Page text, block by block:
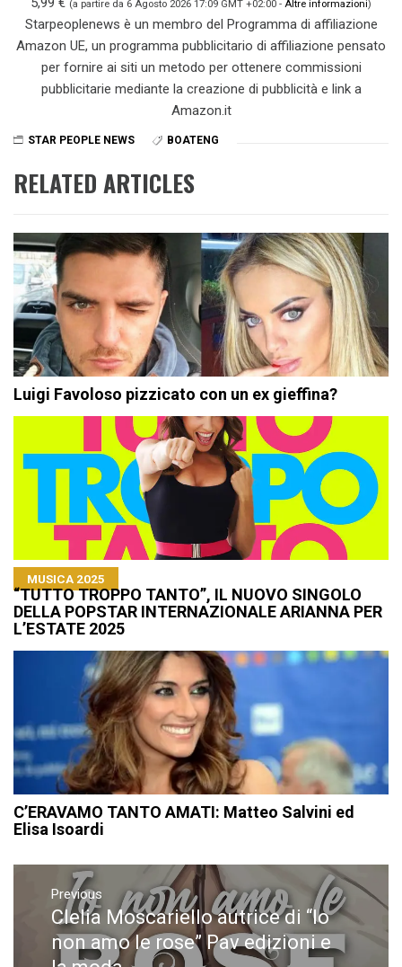
(a partire da 6 Agosto 2026 17:09 GMT +02:00 - Altre informazioni)
Starpeoplenews è un membro del Programma di affiliazione
Amazon UE, un programma pubblicitario di affiliazione pensato
per fornire ai siti un metodo per ottenere commissioni
pubblicitarie mediante la creazione di pubblicità e link a
Amazon.it
STAR PEOPLE NEWS BOATENG
RELATED ARTICLES
Luigi Favoloso pizzicato con un ex gieffina?
MUSICA 2025
“TUTTO TROPPO TANTO”, IL NUOVO SINGOLO
DELLA POPSTAR INTERNAZIONALE ARIANNA PER
L’ESTATE 2025
C’ERAVAMO TANTO AMATI: Matteo Salvini ed
Elisa Isoardi
Navigazione
articoli
Previous
Previous
post:
Clelia Moscariello autrice di “Io
non amo le rose” Pav edizioni e